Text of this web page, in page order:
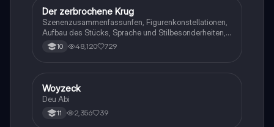
Deutsch
Der zerbrochene Krug
Szenenzusammenfassunfen, Figurenkonstellationen,
Aufbau des Stücks, Sprache und Stilbesonderheiten,
Aussageabsicht, Thematik, Interpretation
10 48,120 729
Deutsch
Woyzeck
Deu Abi
11 2,356 39